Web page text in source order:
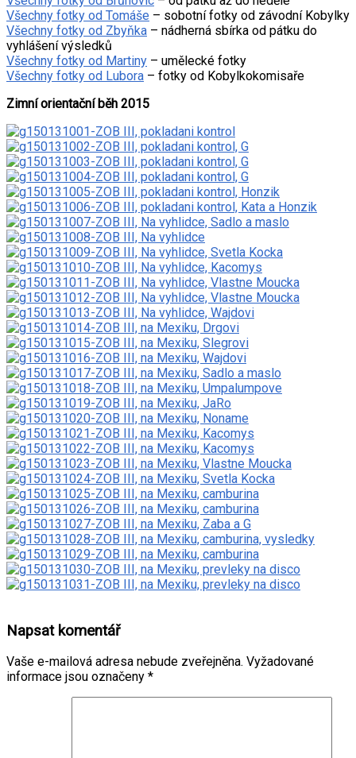
Všechny fotky od Tomáše – sobotní fotky od závodní Kobylky
Všechny fotky od Zbyňka – nádherná sbírka od pátku do
vyhlášení výsledků
Všechny fotky od Martiny – umělecké fotky
Všechny fotky od Lubora – fotky od Kobylkokomisaře
Zimní orientační běh 2015
Napsat komentář
Vaše e-mailová adresa nebude zveřejněna. Vyžadované
informace jsou označeny *